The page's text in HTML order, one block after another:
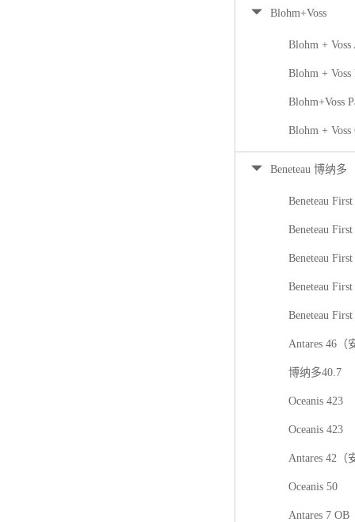
Blohm+Voss
Blohm + Voss
Blohm +
Blohm+Voss
Blohm + Voss
Beneteau 博纳多
Beneteau
Beneteau
Beneteau
Beneteau
Beneteau
Antares 46（
博纳多40.7
Oceanis 423
Oceanis 423
Antares 42（
Oceanis 50
Antares 7 OB